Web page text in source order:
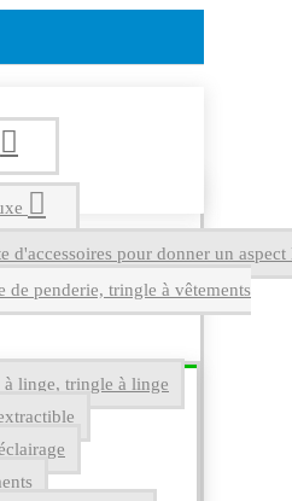
d'accessoires pour donner un
de penderie, tringle à vêtements
linge, tringle à linge